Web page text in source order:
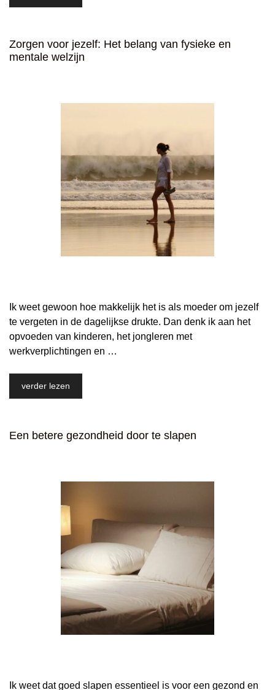
Zorgen voor jezelf: Het belang van fysieke en
mentale welzijn
Ik weet gewoon hoe makkelijk het is als moeder om jezelf
te vergeten in de dagelijkse drukte. Dan denk ik aan het
opvoeden van kinderen, het jongleren met
werkverplichtingen en …
verder lezen
Een betere gezondheid door te slapen
Ik weet dat goed slapen essentieel is voor een gezond en